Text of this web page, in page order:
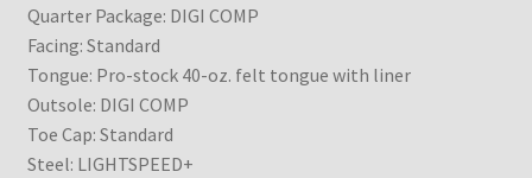
Quarter Package: DIGI COMP
Facing: Standard
Tongue: Pro-stock 40-oz. felt tongue with liner
Outsole: DIGI COMP
Toe Cap: Standard
Steel: LIGHTSPEED+